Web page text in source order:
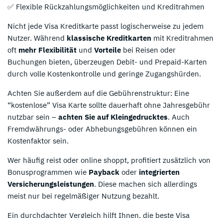
✅ Flexible Rückzahlungsmöglichkeiten und Kreditrahmen
Nicht jede Visa Kreditkarte passt logischerweise zu jedem
Nutzer. Während klassische Kreditkarten mit Kreditrahmen
oft mehr Flexibilität und Vorteile bei Reisen oder
Buchungen bieten, überzeugen Debit- und Prepaid-Karten
durch volle Kostenkontrolle und geringe Zugangshürden.
Achten Sie außerdem auf die Gebührenstruktur: Eine
“kostenlose” Visa Karte sollte dauerhaft ohne Jahresgebühr
nutzbar sein – achten Sie auf Kleingedrucktes. Auch
Fremdwährungs- oder Abhebungsgebühren können ein
Kostenfaktor sein.
Wer häufig reist oder online shoppt, profitiert zusätzlich von
Bonusprogrammen wie Payback oder integrierten
Versicherungsleistungen. Diese machen sich allerdings
meist nur bei regelmäßiger Nutzung bezahlt.
Ein durchdachter Vergleich hilft Ihnen, die beste Visa